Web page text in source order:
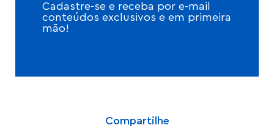
Cadastre-se e receba por e-mail
conteúdos exclusivos e em primeira
mão!
Compartilhe